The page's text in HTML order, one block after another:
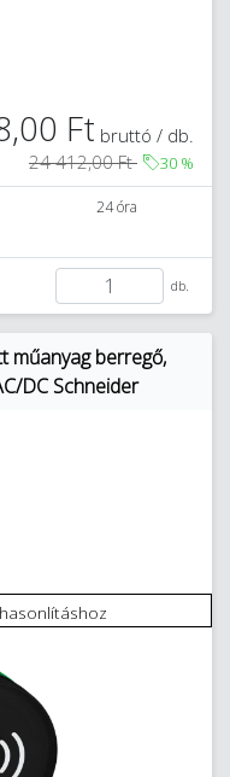
Ft bruttó / db.
24 412,00 Ft
30 %
24 óra
db.
műanyag berregő,
DC Schneider